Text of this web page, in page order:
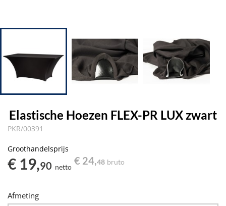
Elastische Hoezen FLEX-PR LUX zwart
PKR/00391
Groothandelsprijs
€ 19,90 netto
€ 24,48 bruto
Afmeting